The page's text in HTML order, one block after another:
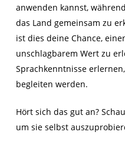
anwenden kannst,
das Land gemeinsam zu
ist dies deine Chance,
unschlagbarem Wert zu
Sprachkenntnisse
begleiten werden.
Hört sich das gut an?
um sie selbst